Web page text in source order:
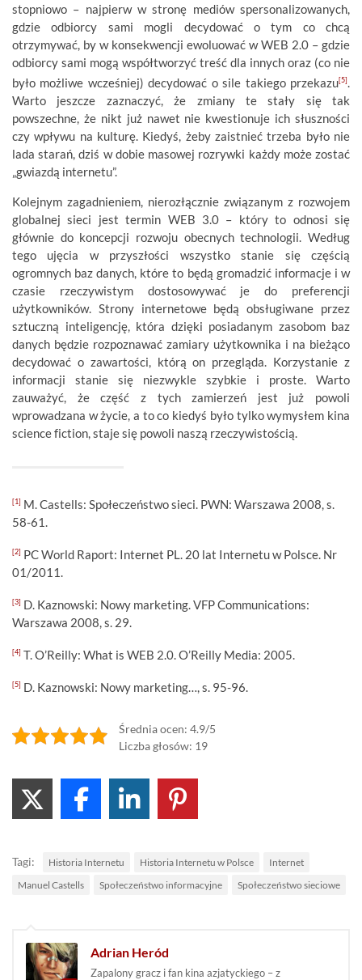
stopniowo – najpierw w stronę mediów spersonalizowanych,
gdzie odbiorcy sami mogli decydować o tym co chcą
otrzymywać, by w konsekwencji ewoluować w WEB 2.0 – gdzie
odbiorcy sami mogą współtworzyć treść dla innych oraz (co nie
było możliwe wcześniej) decydować o sile takiego przekazu[5].
Warto jeszcze zaznaczyć, że zmiany te stały się tak
powszechne, że nikt już nawet nie kwestionuje ich słuszności
czy wpływu na kulturę. Kiedyś, żeby zaistnieć trzeba było nie
lada starań, dziś w dobie masowej rozrywki każdy może zostać
„gwiazdą internetu”.
Kolejnym zagadnieniem, nierozłącznie związanym z rozwojem
globalnej sieci jest termin WEB 3.0 – który to odnosi się
głównie do koncepcji rozwoju obecnych technologii. Według
tego ujęcia w przyszłości wszystko stanie się częścią
ogromnych baz danych, które to będą gromadzić informacje i w
czasie rzeczywistym dostosowywać je do preferencji
użytkowników. Strony internetowe będą obsługiwane przez
sztuczną inteligencję, która dzięki posiadanym zasobom baz
danych będzie rozpoznawać zamiary użytkownika i na bieżąco
decydować o zawartości, którą on przegląda. Korzystanie z
informacji stanie się niezwykle szybkie i proste. Warto
zauważyć, że część z tych zamierzeń jest już powoli
wprowadzana w życie, a to co kiedyś było tylko wymysłem kina
science fiction, staje się powoli naszą rzeczywistością.
[1] M. Castells: Społeczeństwo sieci. PWN: Warszawa 2008, s.
58-61.
[2] PC World Raport: Internet PL. 20 lat Internetu w Polsce. Nr
01/2011.
[3] D. Kaznowski: Nowy marketing. VFP Communications:
Warszawa 2008, s. 29.
[4] T. O’Reilly: What is WEB 2.0. O’Reilly Media: 2005.
[5] D. Kaznowski: Nowy marketing…, s. 95-96.
Średnia ocen: 4.9/5
Liczba głosów: 19
Tagi: Historia Internetu Historia Internetu w Polsce
Internet
Manuel Castells
Społeczeństwo informacyjne Społeczeństwo sieciowe
Adrian Heród
Zapalony gracz i fan kina azjatyckiego – z